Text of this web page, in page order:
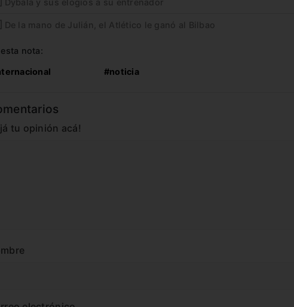
Dybala y sus elogios a su entrenador
De la mano de Julián, el Atlético le ganó al Bilbao
esta nota:
#noticia
tu opinión acá!